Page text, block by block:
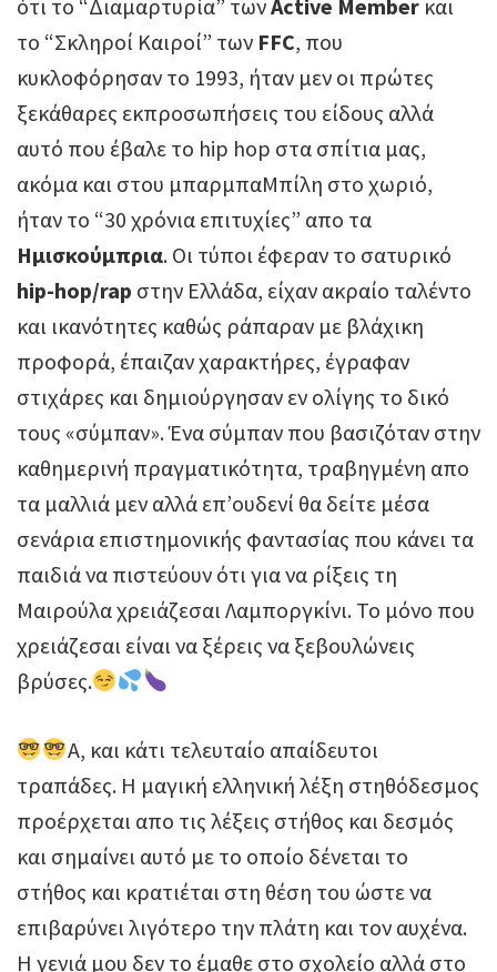
ότι το “Διαμαρτυρία” τωνActive Member και
το “Σκληροί Καιροί” των FFC, που
κυκλοφόρησαν το 1993, ήταν μεν οι πρώτες
ξεκάθαρες εκπροσωπήσεις του είδους αλλά
αυτό που έβαλε το hip hop στα σπίτια μας,
ακόμα και στου μπαρμπαΜπίλη στο χωριό,
ήταν το “30 χρόνια επιτυχίες” απο τα
Ημισκούμπρια. Οι τύποι έφεραν το σατυρικό
hip-hop/rap στην Ελλάδα, είχαν ακραίο ταλέντο
και ικανότητες καθώς ράπαραν με βλάχικη
προφορά, έπαιζαν χαρακτήρες, έγραφαν
στιχάρες και δημιούργησαν εν ολίγης το δικό
τους «σύμπαν». Ένα σύμπαν που βασιζόταν στην
καθημερινή πραγματικότητα, τραβηγμένη απο
τα μαλλιά μεν αλλά επ’ουδενί θα δείτε μέσα
σενάρια επιστημονικής φαντασίας που κάνει τα
παιδιά να πιστεύουν ότι για να ρίξεις τη
Μαιρούλα χρειάζεσαι Λαμποργκίνι. Το μόνο που
χρειάζεσαι είναι να ξέρεις να ξεβουλώνεις
βρύσες.
Α, και κάτι τελευταίο απαίδευτοι
τραπάδες. Η μαγική ελληνική λέξη στηθόδεσμος
προέρχεται απο τις λέξεις στήθος και δεσμός
και σημαίνει αυτό με το οποίο δένεται το
στήθος και κρατιέται στη θέση του ώστε να
επιβαρύνει λιγότερο την πλάτη και τον αυχένα.
Η γενιά μου δεν το έμαθε στο σχολείο αλλά στο